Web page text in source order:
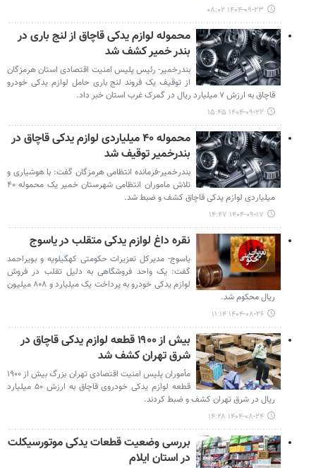
۱۴۰۴-۰۹-۲۳ ۰۸:۰۲
محموله لوازم یدکی قاچاق از لنج باری در
بندر خمیر کشف شد
بندرخمیر- رئیس پلیس امنیت اقتصادی استان هرمزگان
از توقیف یک فروند لنج باری حامل لوازم یدکی خودرو
قاچاق به ارزش ۷ میلیارد ریال در گمرک غرب استان خبر داد.
۱۴۰۴-۰۹-۲۲ ۱۵:۴۵
محموله ۴۰ میلیاردی لوازم یدکی قاچاق در
بندرخمیر توقیف شد
بندرخمیر-فرمانده انتظامی هرمزگان گفت: با هوشیاری و
تلاش ماموران انتظامی شهرستان خمیر یک محموله ۴۰
میلیاردی لوازم یدکی قاچاق کشف و ضبط شد.
۱۴۰۴-۰۹-۱۷ ۱۴:۴۷
نقره داغ لوازم یدکی متقلب در یاسوج
یاسوج- مدیرکل تعزیرات حکومتی کهگیلویه و بویراحمد
گفت: یک واحد فروشگاهی به دلیل تقلب در فروش
لوازم یدکی خودرو به پرداخت یک میلیارد و ۸۰۸ میلیون
ریال محکوم شد.
۱۴۰۴-۰۸-۲۶ ۱۱:۱۴
بیش از ۱۹۰۰ قطعه لوازم یدکی قاچاق در
شرق تهران کشف شد
مأموران پلیس امنیت اقتصادی تهران بزرگ بیش از ۱۹۰۰
قطعه لوازم یدکی خودروی قاچاق به ارزش ۵۰ میلیارد
ریال در شرق تهران کشف و ضبط کردند.
۱۴۰۴-۰۸-۲۴ ۱۴:۲۸
بررسی وضعیت قطعات یدکی موتورسیکلت
در استان ایلام